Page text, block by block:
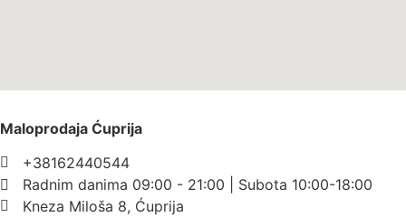
Maloprodaja Ćuprija
+38162440544
Radnim danima 09:00 - 21:00 | Subota 10:00-18:00
Kneza Miloša 8, Ćuprija